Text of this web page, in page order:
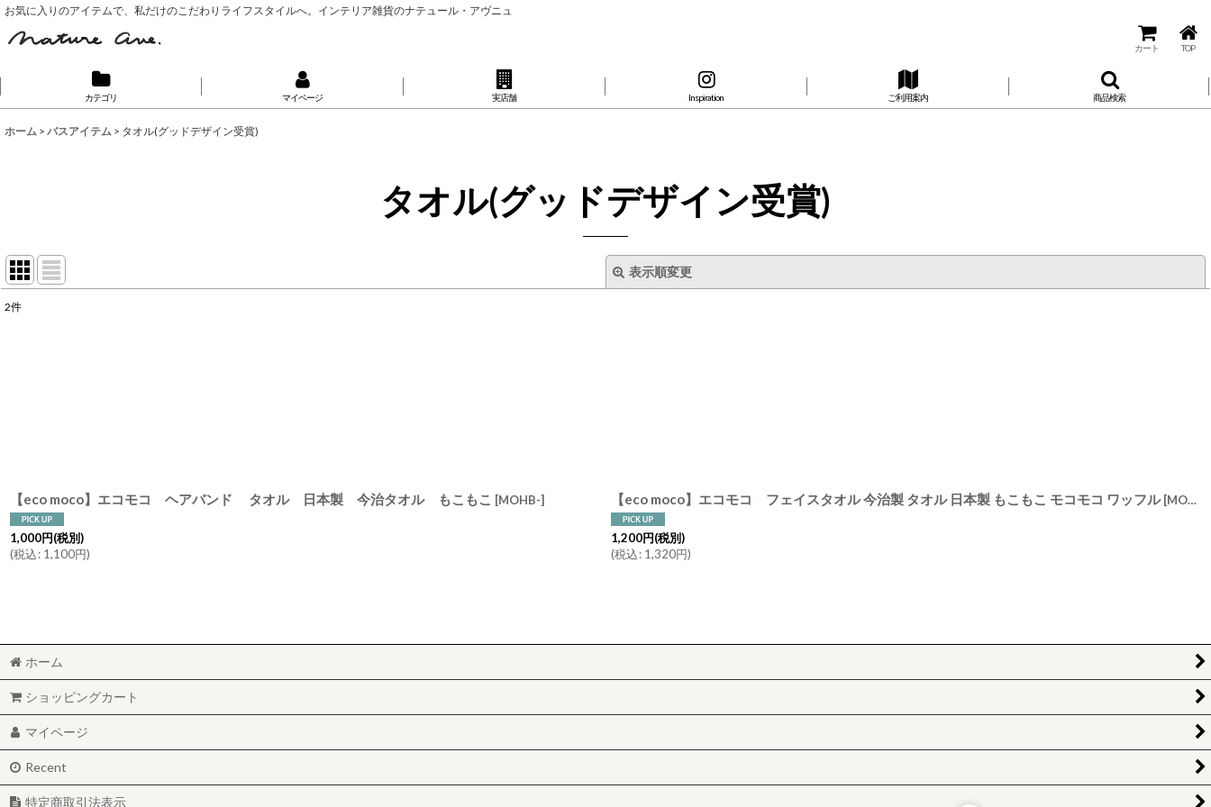
お気に入りのアイテムで、私だけのこだわりライフスタイルへ。インテリア雑貨のナテュール・アヴニュ
カート TOP
カテゴリ マイページ 実店舗 Inspiration ご利用案内 商品検索
ホーム > バスアイテム > タオル(グッドデザイン受賞)
タオル(グッドデザイン受賞)
表示順変更
2件
【eco moco】エコモコ ヘアバンド タオル 日本製 今治タオル もこもこ [MOHB-]
1,000円(税別)
(税込: 1,100円)
【eco moco】エコモコ フェイスタオル 今治製 タオル 日本製 もこもこ モコモコ ワッフル [MOFT-
1,200円(税別)
(税込: 1,320円)
ホーム
ショッピングカート
マイページ
Recent
特定商取引法表示